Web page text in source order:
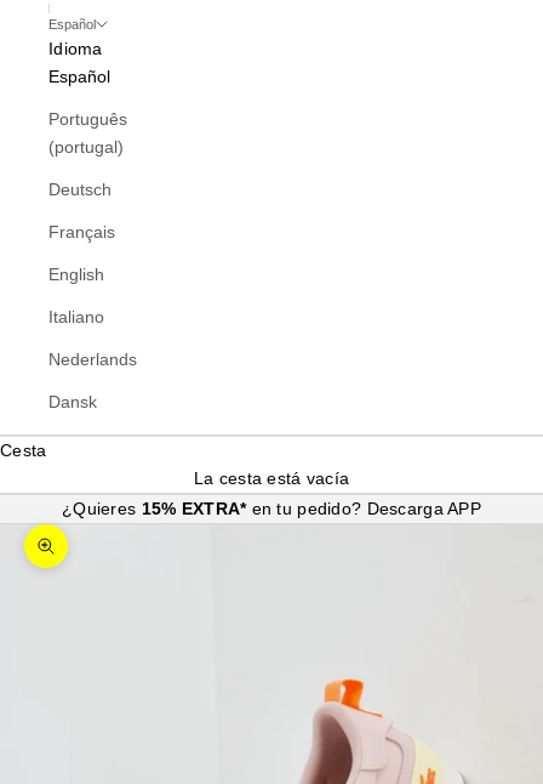
Español
Idioma
Español
Português
(portugal)
Deutsch
Français
English
Italiano
Nederlands
Dansk
Cesta
La cesta está vacía
¿Quieres 15% EXTRA* en tu pedido? Descarga APP
Zoom